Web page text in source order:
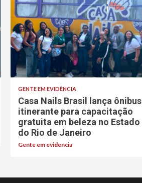
GENTE EM EVIDÊNCIA
Casa Nails Brasil lança ônibus
itinerante para capacitação
gratuita em beleza no Estado
do Rio de Janeiro
Gente em evidencia